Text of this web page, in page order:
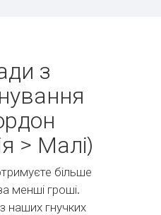
з
> Малі)
більше
менші гроші.
наших гнучких